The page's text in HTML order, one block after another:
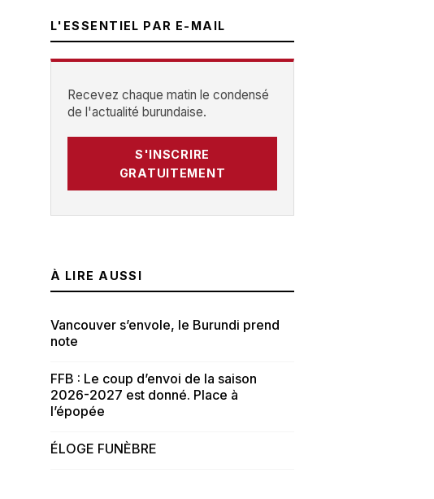
L'ESSENTIEL PAR E-MAIL
Recevez chaque matin le condensé
de l'actualité burundaise.
S'INSCRIRE
GRATUITEMENT
À LIRE AUSSI
Vancouver s’envole, le Burundi prend
note
FFB : Le coup d’envoi de la saison
2026-2027 est donné. Place à
l’épopée
ÉLOGE FUNÈBRE